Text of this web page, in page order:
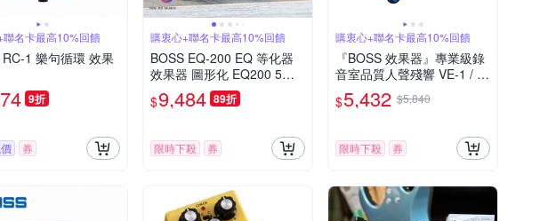
聯名卡最高10%回饋
RC-1 樂句循環 效果
9折
券
購衷心+聯名卡最高10%回饋
BOSS EQ-200 EQ 等化器
效果器 圖形化 EQ200 5年
保固 公司貨
$9,484 89折
限時下殺 券
購衷心+聯名卡最高10%回饋
『BOSS 效果器』專業級錄
音室品質人聲殘響 VE-1 / 公
司貨保固
$5,432 $5,840
限時下殺 券